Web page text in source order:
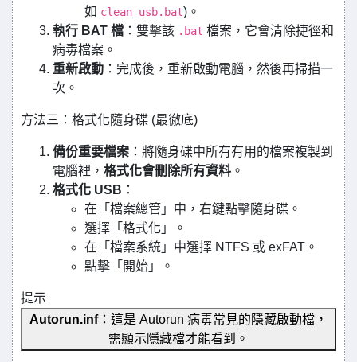
如 clean_usb.bat)。
執行 BAT 檔 ：雙擊該 .bat 檔案，它會清除捷徑和
病毒檔案。
重新啟動 ：完成後，重新啟動電腦，然後再掃描一
次。
方法三：格式化隨身碟 (最徹底)
備份重要檔案 ：將隨身碟中所有有用的檔案複製到
電腦裡， 格式化會刪除所有資料 。
格式化 USB ：
在「檔案總管」中，右鍵點擊隨身碟。
選擇「格式化」。
在「檔案系統」中選擇 NTFS 或 exFAT。
點擊「開始」。
提示
Autorun.inf：這是 Autorun 病毒常見的隱藏啟動檔，
需顯示隱藏檔才能看到。